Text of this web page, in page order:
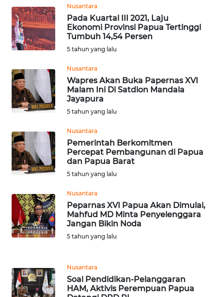
Nusantara
Pada Kuartal III 2021, Laju
Ekonomi Provinsi Papua Tertinggi
Tumbuh 14,54 Persen
5 tahun yang lalu
Nusantara
Wapres Akan Buka Papernas XVI
Malam Ini Di Satdion Mandala
Jayapura
5 tahun yang lalu
Nusantara
Pemerintah Berkomitmen
Percepat Pembangunan di Papua
dan Papua Barat
5 tahun yang lalu
Nusantara
Peparnas XVI Papua Akan Dimulai,
Mahfud MD Minta Penyelenggara
Jangan Bikin Noda
5 tahun yang lalu
Nusantara
Soal Pendidikan-Pelanggaran
HAM, Aktivis Perempuan Papua
SUKABUMI
WN
PURWAKARTA
WN
PRIANGAN
TIMUR
WN
SOLO
BOROBUDUR
WN
MADURA
SURABAYA